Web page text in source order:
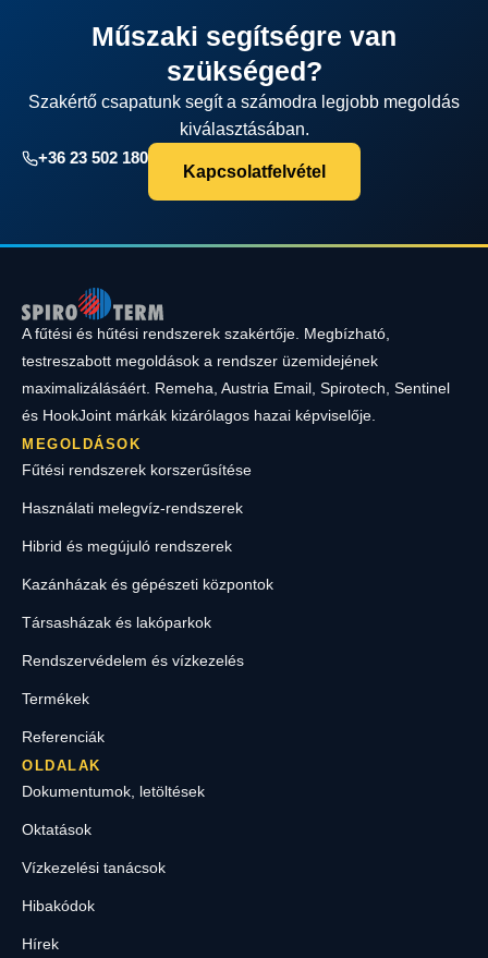
Műszaki segítségre van
szükséged?
Szakértő csapatunk segít a számodra legjobb megoldás
kiválasztásában.
+36 23 502 180
Kapcsolatfelvétel
A fűtési és hűtési rendszerek szakértője. Megbízható,
testreszabott megoldások a rendszer üzemidejének
maximalizálásáért. Remeha, Austria Email, Spirotech, Sentinel
és HookJoint márkák kizárólagos hazai képviselője.
MEGOLDÁSOK
Fűtési rendszerek korszerűsítése
Használati melegvíz-rendszerek
Hibrid és megújuló rendszerek
Kazánházak és gépészeti központok
Társasházak és lakóparkok
Rendszervédelem és vízkezelés
Termékek
Referenciák
OLDALAK
Dokumentumok, letöltések
Oktatások
Vízkezelési tanácsok
Hibakódok
Hírek